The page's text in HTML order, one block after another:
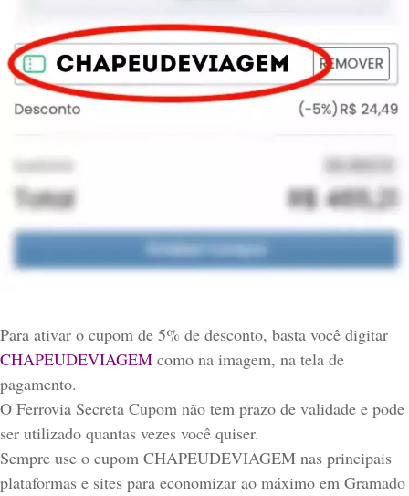
Para ativar o cupom de 5% de desconto, basta você digitar
CHAPEUDEVIAGEM como na imagem, na tela de
pagamento.
O Ferrovia Secreta Cupom não tem prazo de validade e pode
ser utilizado quantas vezes você quiser.
Sempre use o cupom CHAPEUDEVIAGEM nas principais
plataformas e sites para economizar ao máximo em Gramado